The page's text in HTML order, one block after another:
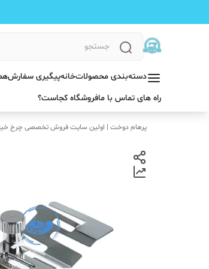
دسته‌بندی محصولاتخانهپیگیری سفارش
راه های تماس با مافروشگاه کجاست؟
پرهام دوخت | اولین سایت فروش تخصصی چرخ